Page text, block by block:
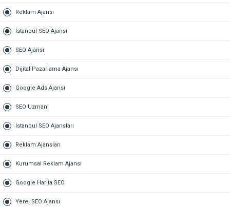
Reklam Ajansı
İstanbul SEO Ajansı
SEO Ajansı
Dijital Pazarlama Ajansı
Google Ads Ajansı
SEO Uzmanı
İstanbul SEO Ajansları
Reklam Ajansları
Kurumsal Reklam Ajansı
Google Harita SEO
Yerel SEO Ajansı